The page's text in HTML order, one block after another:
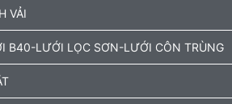
VẢI
B40-LƯỚI LỌC SƠN-LƯỚI CÔN TRÙNG